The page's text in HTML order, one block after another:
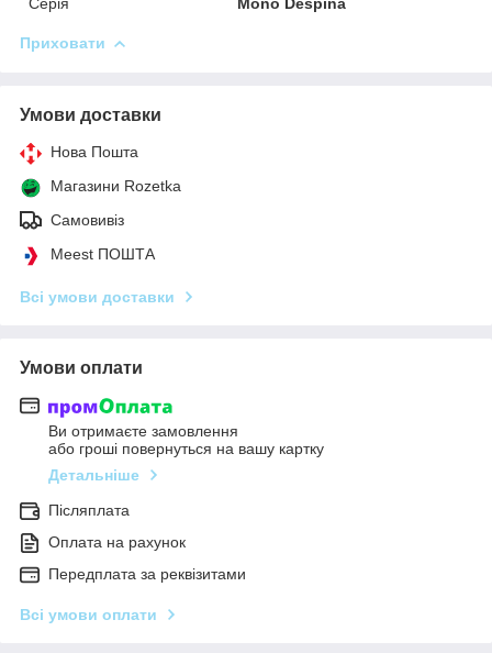
Приховати
Умови доставки
Нова Пошта
Магазини Rozetka
Самовивіз
Meest ПОШТА
Всі умови доставки
Умови оплати
Ви отримаєте замовлення
або гроші повернуться на вашу картку
Детальніше
Післяплата
Оплата на рахунок
Передплата за реквізитами
Всі умови оплати